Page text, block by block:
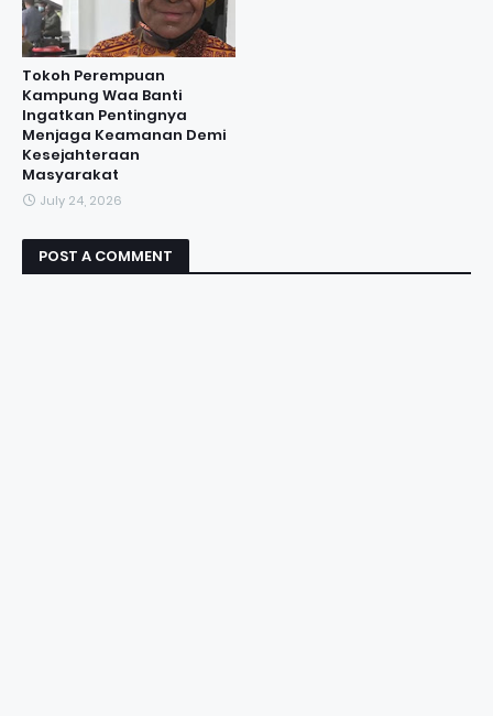
Tokoh Perempuan
Kampung Waa Banti
Ingatkan Pentingnya
Menjaga Keamanan Demi
Kesejahteraan
Masyarakat
July 24, 2026
POST A COMMENT